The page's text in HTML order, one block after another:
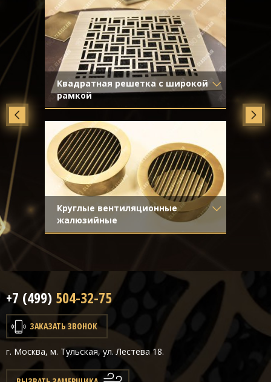
Квадратная решетка с широкой
рамкой
Материал- Латунь
Отделка- Старение с
направленной риской
Круглые вентиляционные
жалюзийные
Материал- Латунь
+7 (499) 504-32-75
ЗАКАЗАТЬ ЗВОНОК
г. Москва, м. Тульская, ул. Лестева 18.